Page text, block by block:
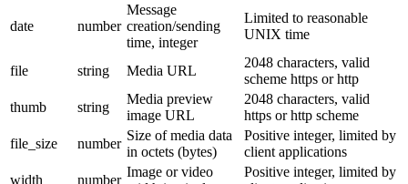
date number
Message
creation/sending
time, integer
Limited to reasonable
UNIX time
file string Media URL
2048 characters, valid
scheme https or http
thumb
string
Media preview
image URL
2048 characters, valid
https or http scheme
file_size
number
Size of media data
in octets (bytes)
Positive integer, limited by
client applications
width
number
Image or video
Positive integer, limited by